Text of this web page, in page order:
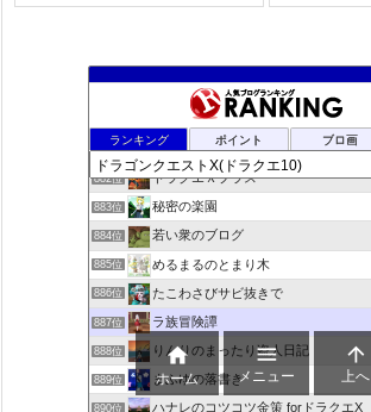
ランキング ポイント ブロ画
夢路電信草紙
881位 ドラクエ10ぱふぱふの向こう側
882位 ドラクエＸプラス
883位 秘密の楽園
884位 若い衆のブログ
885位 めるまるのとまり木
886位 たこわさびサビ抜きで
887位 ラ族冒険譚
888位 りんりのまったり盗人日記
889位 まふゆの落書き
890位 ハナレのコツコツ金策 forドラクエX

ホーム

メニュー

上へ